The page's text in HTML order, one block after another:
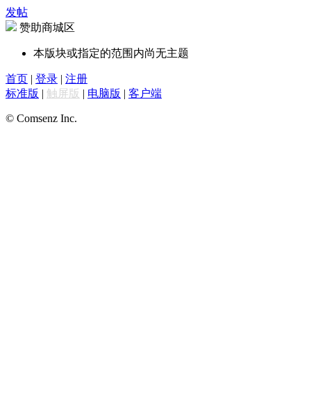
发帖
赞助商城区
本版块或指定的范围内尚无主题
首页 | 登录 | 注册
标准版 | 触屏版 | 电脑版 | 客户端
© Comsenz Inc.